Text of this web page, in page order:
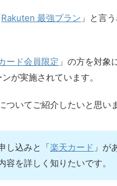
Rakuten 最強プラン 」と言
ード会員限定 」の方を対象
が実施されています。
いてご紹介したいと思い
し込みと「 楽天カード 」が
容を詳しく知りたいです。